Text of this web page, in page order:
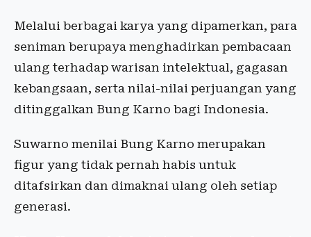
Melalui berbagai karya yang dipamerkan, para
seniman berupaya menghadirkan pembacaan
ulang terhadap warisan intelektual, gagasan
kebangsaan, serta nilai-nilai perjuangan yang
ditinggalkan Bung Karno bagi Indonesia.
Suwarno menilai Bung Karno merupakan
figur yang tidak pernah habis untuk
ditafsirkan dan dimaknai ulang oleh setiap
generasi.